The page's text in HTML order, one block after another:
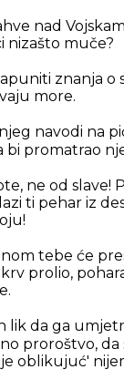
nad
nizašto muče?
znanja o
more.
navodi na
bi promatrao
ne od slave!
ti pehar iz
tebe će
prolio,
lik da ga
proroštvo, da
oblikujuć'